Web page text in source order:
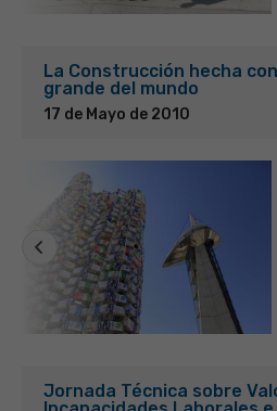
La Construcción hecha
grande del mundo
17 de Mayo de 2010
Jornada Técnica sobre